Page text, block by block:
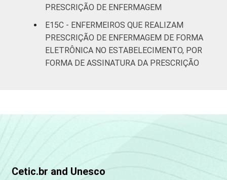
PRESCRIÇÃO DE ENFERMAGEM
E15C - ENFERMEIROS QUE REALIZAM
PRESCRIÇÃO DE ENFERMAGEM DE FORMA
ELETRÔNICA NO ESTABELECIMENTO, POR
FORMA DE ASSINATURA DA PRESCRIÇÃO
Cetic.br and Unesco